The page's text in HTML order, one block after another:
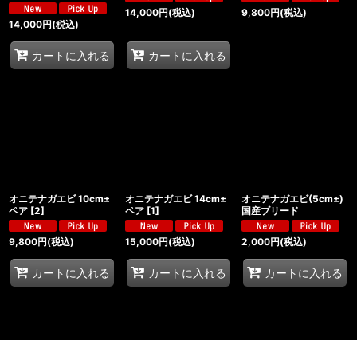
14,000円(税込)
カートに入れる
14,000円(税込)
カートに入れる
9,800円(税込)
オニテナガエビ 10cm±
ペア [2]
9,800円(税込)
カートに入れる
オニテナガエビ 14cm±
ペア [1]
15,000円(税込)
カートに入れる
オニテナガエビ(5cm±)
国産ブリード
2,000円(税込)
カートに入れる